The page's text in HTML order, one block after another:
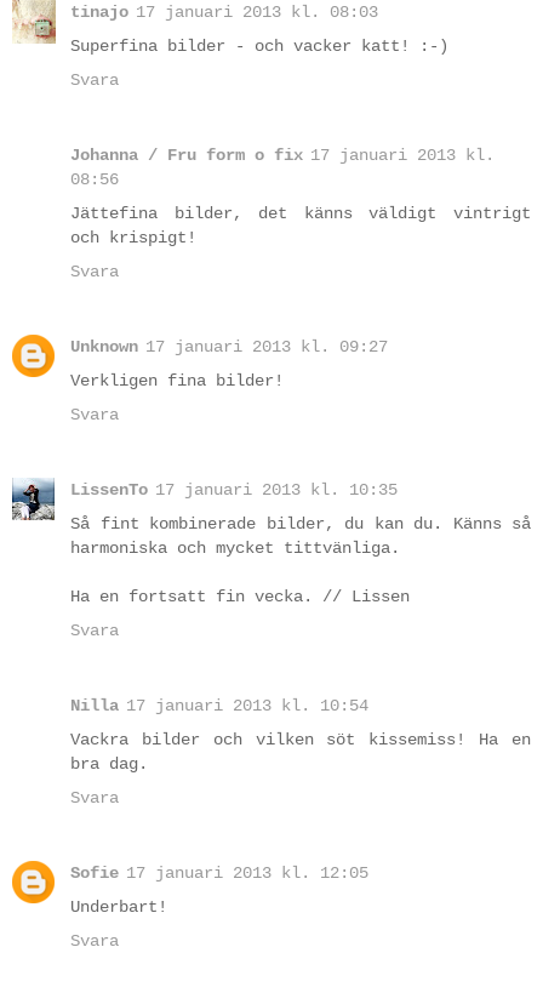
tinajo 17 januari 2013 kl. 08:03
Superfina bilder - och vacker katt! :-)
Svara
Johanna / Fru form o fix 17 januari 2013 kl.
08:56
Jättefina bilder, det känns väldigt vintrigt
och krispigt!
Svara
Unknown 17 januari 2013 kl. 09:27
Verkligen fina bilder!
Svara
LissenTo 17 januari 2013 kl. 10:35
Så fint kombinerade bilder, du kan du. Känns så
harmoniska och mycket tittvänliga.
Ha en fortsatt fin vecka. // Lissen
Svara
Nilla 17 januari 2013 kl. 10:54
Vackra bilder och vilken söt kissemiss! Ha en
bra dag.
Svara
Sofie 17 januari 2013 kl. 12:05
Underbart!
Svara